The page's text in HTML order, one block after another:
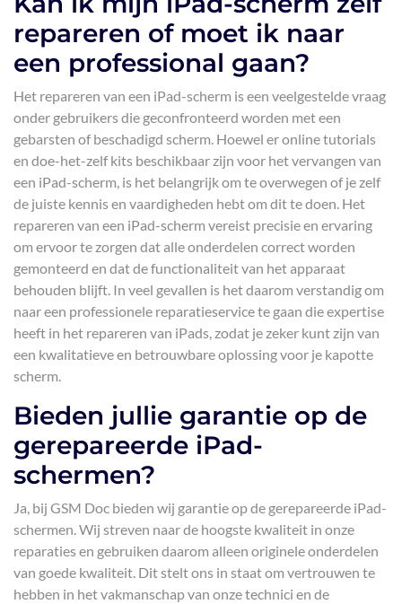
repareren of moet ik naar
een professional gaan?
Het repareren van een iPad-scherm is een veelgestelde vraag
onder gebruikers die geconfronteerd worden met een
gebarsten of beschadigd scherm. Hoewel er online tutorials
en doe-het-zelf kits beschikbaar zijn voor het vervangen van
een iPad-scherm, is het belangrijk om te overwegen of je zelf
de juiste kennis en vaardigheden hebt om dit te doen. Het
repareren van een iPad-scherm vereist precisie en ervaring
om ervoor te zorgen dat alle onderdelen correct worden
gemonteerd en dat de functionaliteit van het apparaat
behouden blijft. In veel gevallen is het daarom verstandig om
naar een professionele reparatieservice te gaan die expertise
heeft in het repareren van iPads, zodat je zeker kunt zijn van
een kwalitatieve en betrouwbare oplossing voor je kapotte
scherm.
Bieden jullie garantie op de
gerepareerde iPad-
schermen?
Ja, bij GSM Doc bieden wij garantie op de gerepareerde iPad-
schermen. Wij streven naar de hoogste kwaliteit in onze
reparaties en gebruiken daarom alleen originele onderdelen
van goede kwaliteit. Dit stelt ons in staat om vertrouwen te
hebben in het vakmanschap van onze technici en de